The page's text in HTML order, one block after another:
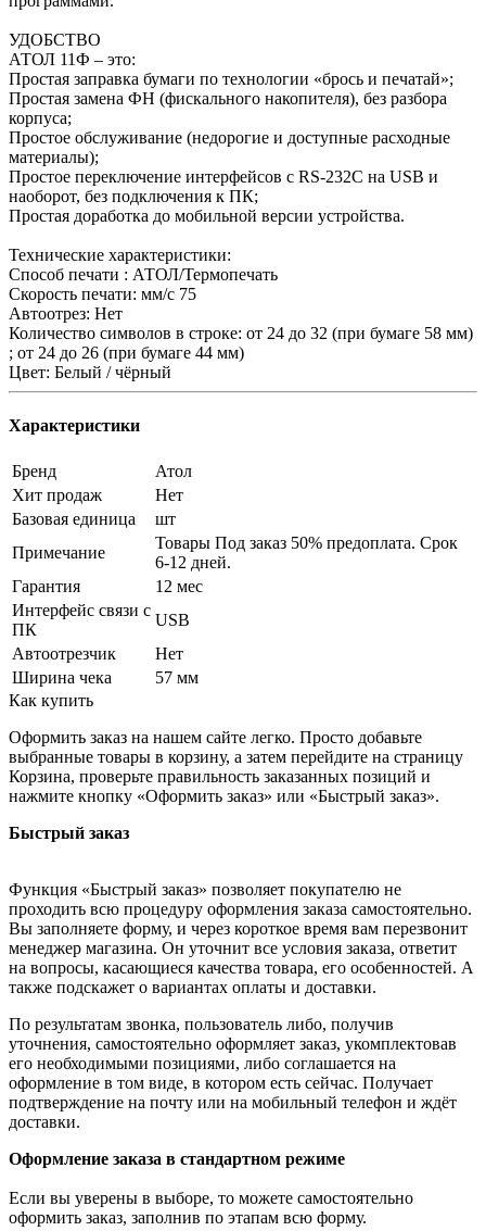
УДОБСТВО
АТОЛ 11Ф – это:
Простая заправка бумаги по технологии «брось и печатай»;
Простая замена ФН (фискального накопителя), без разбора
корпуса;
Простое обслуживание (недорогие и доступные расходные
материалы);
Простое переключение интерфейсов c RS-232C на USB и
наоборот, без подключения к ПК;
Простая доработка до мобильной версии устройства.
Технические характеристики:
Способ печати : АТОЛ/Термопечать
Скорость печати: мм/с 75
Автоотрез: Нет
Количество символов в строке: от 24 до 32 (при бумаге 58 мм)
; от 24 до 26 (при бумаге 44 мм)
Цвет: Белый / чёрный
Характеристики
Бренд
Атол
Хит продаж
Нет
Базовая единица
шт
Примечание
Товары Под заказ 50% предоплата. Срок
6-12 дней.
Гарантия
12 мес
Интерфейс связи с
ПК
USB
Автоотрезчик
Нет
Ширина чека
57 мм
Как купить
Оформить заказ на нашем сайте легко. Просто добавьте
выбранные товары в корзину, а затем перейдите на страницу
Корзина, проверьте правильность заказанных позиций и
нажмите кнопку «Оформить заказ» или «Быстрый заказ».
Быстрый заказ
Функция «Быстрый заказ» позволяет покупателю не
проходить всю процедуру оформления заказа самостоятельно.
Вы заполняете форму, и через короткое время вам перезвонит
менеджер магазина. Он уточнит все условия заказа, ответит
на вопросы, касающиеся качества товара, его особенностей. А
также подскажет о вариантах оплаты и доставки.
По результатам звонка, пользователь либо, получив
уточнения, самостоятельно оформляет заказ, укомплектовав
его необходимыми позициями, либо соглашается на
оформление в том виде, в котором есть сейчас. Получает
подтверждение на почту или на мобильный телефон и ждёт
доставки.
Оформление заказа в стандартном режиме
Если вы уверены в выборе, то можете самостоятельно
оформить заказ, заполнив по этапам всю форму.